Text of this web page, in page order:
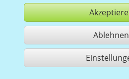
kaufen
1 Treffer
Ablehnen